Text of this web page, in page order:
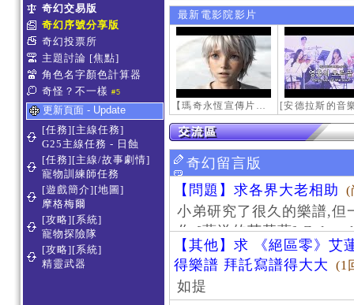
奇幻交易版
奇幻序號分享版
奇幻投票所
主題討論 [焦點]
角色名字顏色計算器
奇怪？不一樣 #5
更新頁面 - Update
[任務][主線任務]
G25主線任務 - 日蝕
[任務][主線/故事劇情]
寵物訓練師任務
[遊戲簡介][地圖]
摩格梅爾
[攻略][系統]
寵物探險隊
[攻略][系統]
精靈武器
最新電影院影片
【瑪奇永恆宣傳片】最初的感動
奇幻留言版
【問題】求各界大老相助
(
小弟研究了很久的樂譜,但
作 [葬送的芙莉蓮]-
【其他】求 《絕區零》艾
得樂譜 拜託寫譜得大大
(1
如提